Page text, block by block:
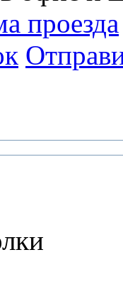
проезда